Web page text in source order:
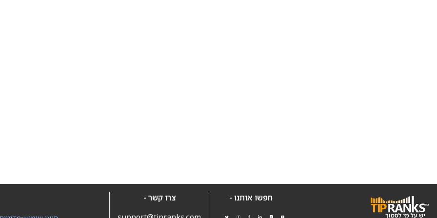
חפשו אותנו -
צרו קשר -